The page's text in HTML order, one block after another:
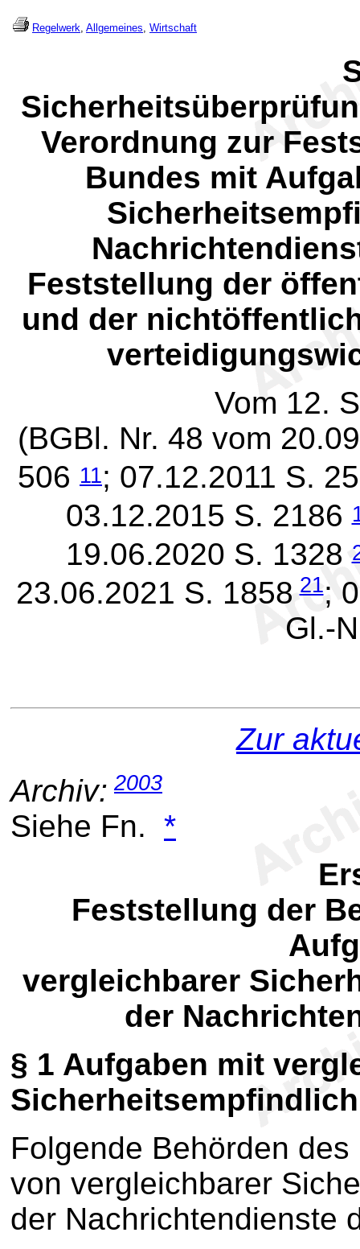
Regelwerk, Allgemeines, Wirtschaft
Verordnung zur
Bundes mit
Feststellung der
und der
Vom 12.
(BGBl. Nr. 48 vom
506 11; 07.12.2011 S.
03.12.2015 S. 2186
19.06.2020 S. 1328
23.06.2021 S. 1858 21;
Gl.-
Zur
Archiv: 2003
Siehe Fn. *
Feststellung der
vergleichbarer
der
§ 1 Aufgaben mit
Folgende Behörden
von vergleichbarer
der Nachrichtendienste